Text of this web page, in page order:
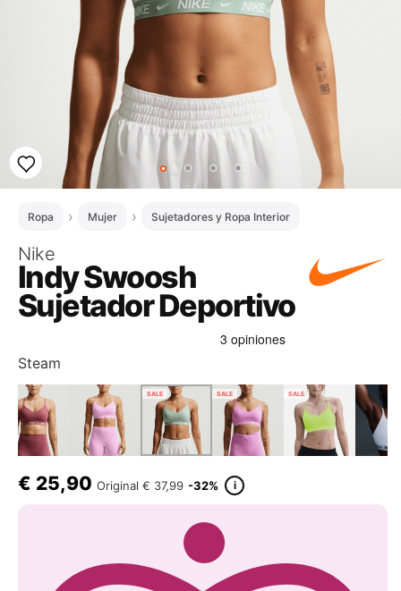
Ropa Mujer Sujetadores y Ropa Interior
Nike
Indy Swoosh
Sujetador Deportivo
Steam
SALE SALE SALE
€ 25,90 Original € 37,99 -32% i